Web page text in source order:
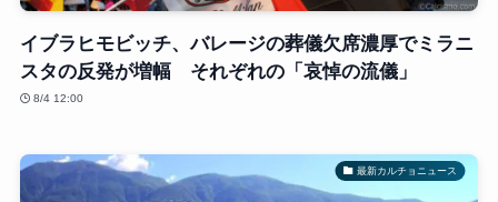
イブラヒモビッチ、バレージの葬儀欠席濃厚でミラニ
スタの反発が増幅 それぞれの「哀悼の流儀」
8/4 12:00
最新カルチョニュース